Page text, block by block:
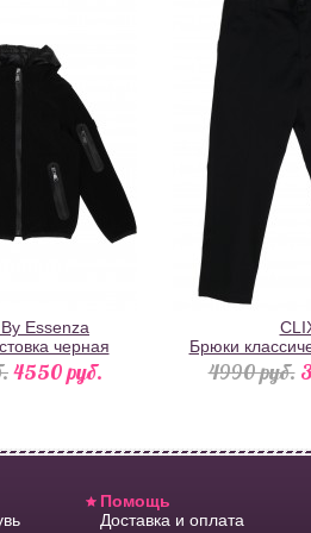
Essenza
черная
с капюшоном
4550 pуб.
Брюки
синие с4990 pуб.
Помощь
Доставка и оплата